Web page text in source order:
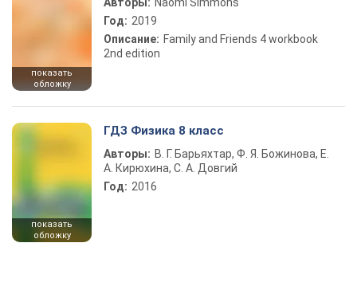
показать
обложку
Год: 2019
Описание: Family and Friends 4 workbook
2nd edition
показать
обложку
ГДЗ Физика 8 класс
Авторы: В. Г. Барьяхтар, Ф. Я. Божинова, Е.
А. Кирюхина, С. А. Довгий
Год: 2016